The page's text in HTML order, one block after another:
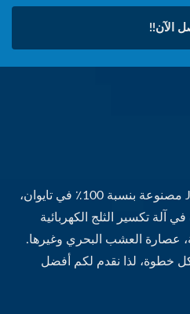
الآن!!
جميع آلات الطعام JYU FONG مصنوعة بنسبة 100٪ في تايوان،
آلة تكسير الثلج الكهربائية
عصارة العشب البحري وغيرها.
خطوة، لذا نقدم لكم أفضل